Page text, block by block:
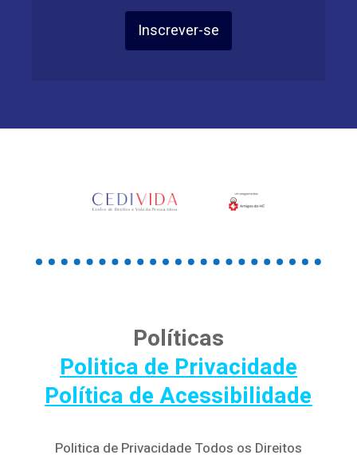
Inscrever-se
Políticas
Politica de Privacidade
Política de Acessibilidade
Politica de Privacidade Todos os Direitos